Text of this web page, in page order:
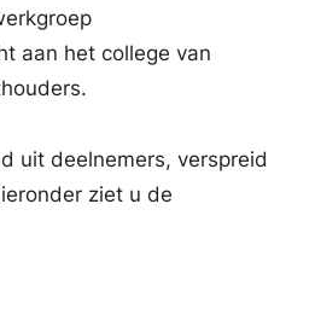
aan het college van
uit deelnemers, verspreid
ziet u de